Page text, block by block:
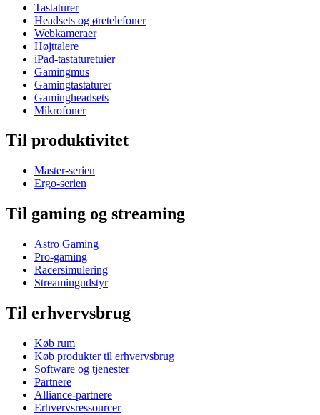
Tastaturer
Headsets og øretelefoner
Webkameraer
Højttalere
iPad-tastaturetuier
Gamingmus
Gamingtastaturer
Gamingheadsets
Mikrofoner
Til produktivitet
Master-serien
Ergo-serien
Til gaming og streaming
Astro Gaming
Pro-gaming
Racersimulering
Streamingudstyr
Til erhvervsbrug
Køb rum
Køb produkter til erhvervsbrug
Software og tjenester
Partnere
Alliance-partnere
Erhvervsressourcer